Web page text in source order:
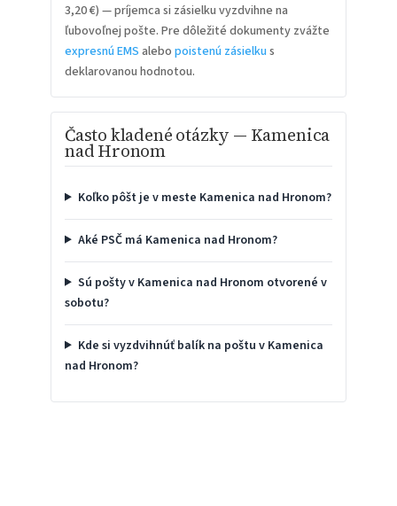
3,20 €) — príjemca si zásielku vyzdvihne na
ľubovoľnej pošte. Pre dôležité dokumenty zvážte
expresnú EMS alebo poistenú zásielku s
deklarovanou hodnotou.
Často kladené otázky — Kamenica
nad Hronom
Koľko pôšt je v meste Kamenica nad Hronom?
Aké PSČ má Kamenica nad Hronom?
Sú pošty v Kamenica nad Hronom otvorené v
sobotu?
Kde si vyzdvihnúť balík na poštu v Kamenica
nad Hronom?